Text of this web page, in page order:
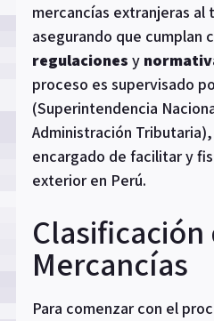
mercancías extranjeras
asegurando que cumplan
regulaciones y
proceso es supervisado
(Superintendencia
Administración
encargado de facilitar y
exterior en Perú.
Clasificación
Mercancías
Para comenzar con el